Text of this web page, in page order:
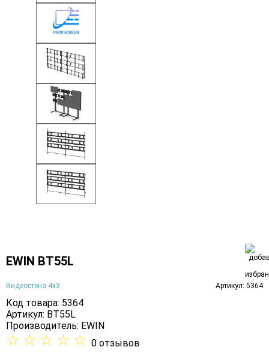
EWIN BT55L
Видеостена 4х3 Артикул: 5364
Код товара: 5364
Артикул: BT55L
Производитель: EWIN
☆ ☆ ☆ ☆ ☆ 0 отзывов